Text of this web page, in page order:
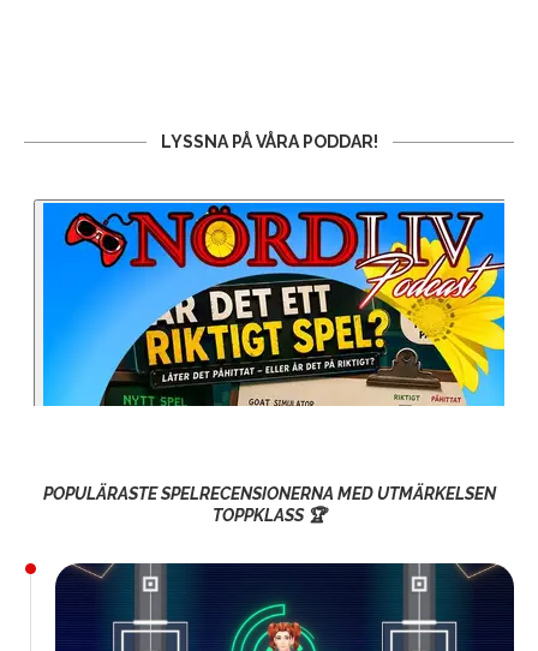
LYSSNA PÅ VÅRA PODDAR!
POPULÄRASTE SPELRECENSIONERNA MED UTMÄRKELSEN
TOPPKLASS 🏆